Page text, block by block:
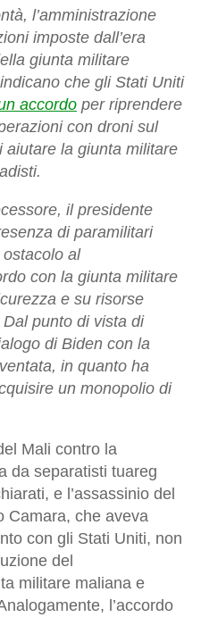
l’amministrazione
imposte dall’era
giunta militare
che gli Stati Uniti
accordo per riprendere
con droni sul
aiutare la giunta militare
il presidente
di paramilitari
al
con la giunta militare
e su risorse
punto di vista di
di Biden con la
in quanto ha
un monopolio di
Mali contro la
da separatisti tuareg
e l’assassinio del
Camara, che aveva
con gli Stati Uniti, non
del
militare maliana e
l’accordo